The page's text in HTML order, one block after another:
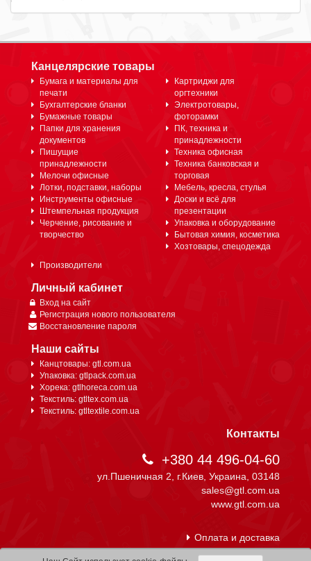
Канцелярские товары
Бумага и материалы для
печати
Бухгалтерские бланки
Бумажные товары
Папки для хранения
документов
Пишущие
принадлежности
Мелочи офисные
Лотки, подставки, наборы
Инструменты офисные
Штемпельная продукция
Черчение, рисование и
творчество
Картриджи для
оргтехники
Электротовары,
фоторамки
ПК, техника и
принадлежности
Техника офисная
Техника банковская и
торговая
Мебель, кресла, стулья
Доски и всё для
презентации
Упаковка и оборудование
Бытовая химия, косметика
Хозтовары, спецодежда
Производители
Личный кабинет
Вход на сайт
Регистрация нового пользователя
Восстановление пароля
Наши сайты
Канцтовары: gtl.com.ua
Упаковка: gtlpack.com.ua
Хорека: gtlhoreca.com.ua
Текстиль: gtltex.com.ua
Текстиль: gtltextile.com.ua
Контакты
+380 44 496-04-60
ул.Пшеничная 2, г.Киев, Украина, 03148
sales@gtl.com.ua
www.gtl.com.ua
Оплата и доставка